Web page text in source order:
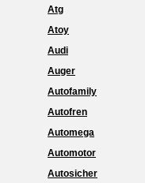
Atg
Atoy
Audi
Auger
Autofamily
Autofren
Automega
Automotor
Autosicher